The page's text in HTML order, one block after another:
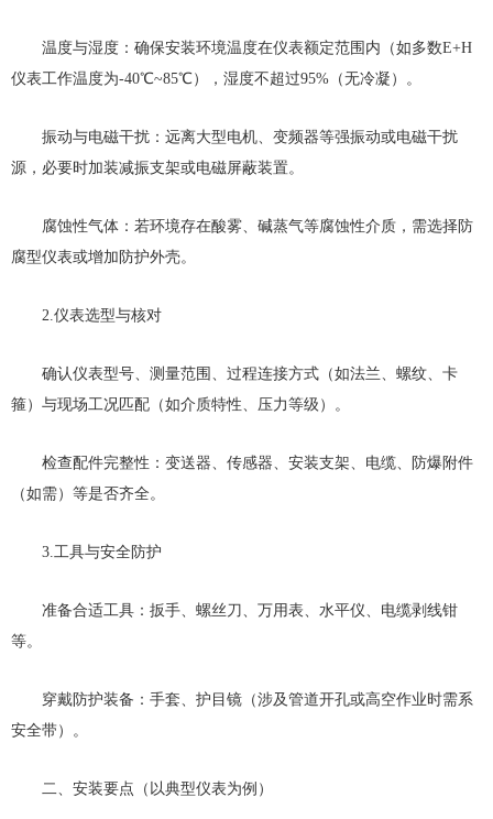
温度与湿度：确保安装环境温度在仪表额定范围内（如多数E+H
仪表工作温度为-40℃~85℃），湿度不超过95%（无冷凝）。
振动与电磁干扰：远离大型电机、变频器等强振动或电磁干扰
源，必要时加装减振支架或电磁屏蔽装置。
腐蚀性气体：若环境存在酸雾、碱蒸气等腐蚀性介质，需选择防
腐型仪表或增加防护外壳。
2.仪表选型与核对
确认仪表型号、测量范围、过程连接方式（如法兰、螺纹、卡
箍）与现场工况匹配（如介质特性、压力等级）。
检查配件完整性：变送器、传感器、安装支架、电缆、防爆附件
（如需）等是否齐全。
3.工具与安全防护
准备合适工具：扳手、螺丝刀、万用表、水平仪、电缆剥线钳
等。
穿戴防护装备：手套、护目镜（涉及管道开孔或高空作业时需系
安全带）。
二、安装要点（以典型仪表为例）